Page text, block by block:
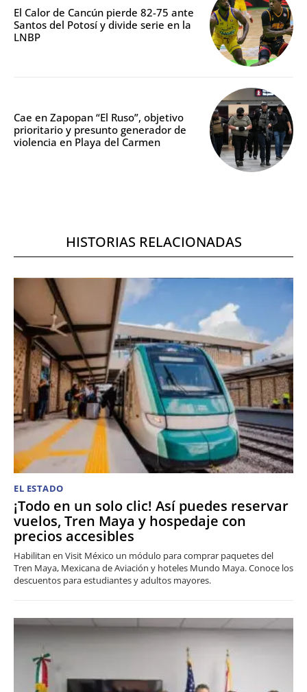
El Calor de Cancún pierde 82-75 ante
Santos del Potosí y divide serie en la
LNBP
Cae en Zapopan “El Ruso”, objetivo
prioritario y presunto generador de
violencia en Playa del Carmen
HISTORIAS RELACIONADAS
EL ESTADO
¡Todo en un solo clic! Así puedes reservar
vuelos, Tren Maya y hospedaje con
precios accesibles
Habilitan en Visit México un módulo para comprar paquetes del
Tren Maya, Mexicana de Aviación y hoteles Mundo Maya. Conoce los
descuentos para estudiantes y adultos mayores.